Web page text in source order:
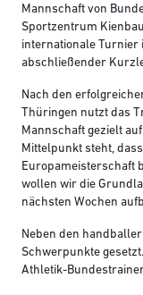
Mannschaft von
Sportzentrum
internationale Turnier
abschließender
Nach den
Thüringen nutzt das
Mannschaft gezielt
Mittelpunkt steht,
Europameisterschaft
wollen wir die
nächsten Wochen
Neben den
Schwerpunkte
Athletik-